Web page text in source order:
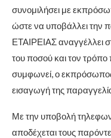
συνομιλήσει με
ώστε να υποβάλλει την
ΕΤΑΙΡΕΙΑΣ αναγγέλλει
του ποσού και τον
συμφωνεί, ο
εισαγωγή της
Με την υποβολή
αποδέχεται τους